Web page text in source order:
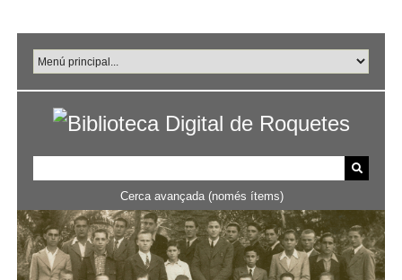
principal
Cerca avançada (només ítems)